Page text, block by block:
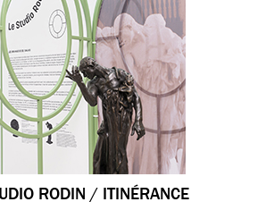
RODIN / ITINÉRANCE